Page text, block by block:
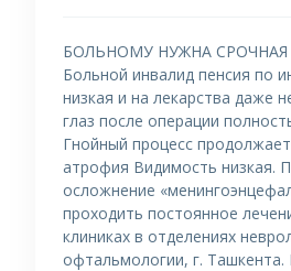
БОЛЬНОМУ НУЖНА
Больной инвалид пенсия по
низкая и на лекарства даже
глаз после операции
Гнойный процесс
атрофия Видимость низкая.
осложнение
проходить постоянное
клиниках в отделениях
офтальмологии, г. Ташкента.